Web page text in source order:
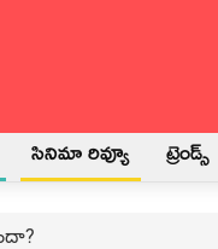
సినిమా రివ్యూ ట్రెండ్స్